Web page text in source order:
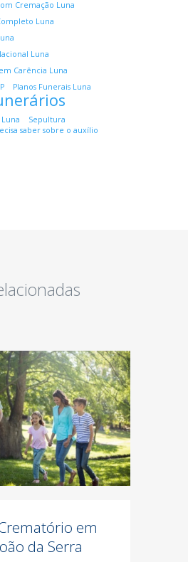
Cremação Luna
Luna
Luna
Carência Luna
Planos Funerais Luna
Sepultura
saber sobre o auxílio
em
da Serra